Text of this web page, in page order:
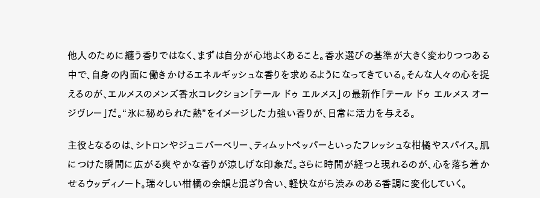
他人のために纏う香りではなく、まずは自分が心地よくあること。香水選びの基準が大きく変わりつつある
中で、自身の内面に働きかけるエネルギッシュな香りを求めるようになってきている。そんな人々の心を捉
えるのが、エルメスのメンズ香水コレクション「テール ドゥ エルメス」の最新作「テール ドゥ エルメス オー
ジヴレー」だ。“氷に秘められた熱”をイメージした力強い香りが、日常に活力を与える。
主役となるのは、シトロンやジュニパーベリー、ティムットペッパーといったフレッシュな柑橘やスパイス。肌
につけた瞬間に広がる爽やかな香りが涼しげな印象だ。さらに時間が経つと現れるのが、心を落ち着か
せるウッディノート。瑞々しい柑橘の余韻と混ざり合い、軽快ながら渋みのある香調に変化していく。